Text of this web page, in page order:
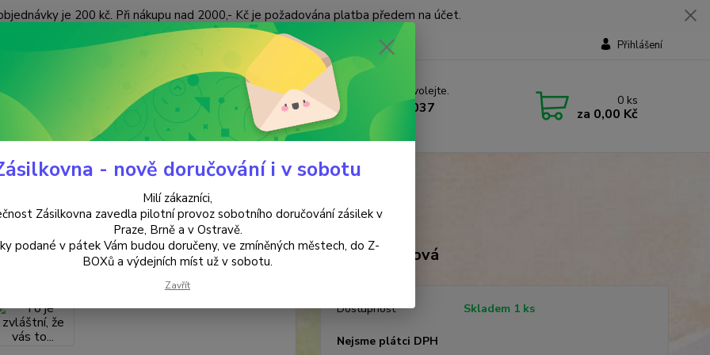
je 200 kč. Při nákupu nad 2000,- Kč je požadována platba předem na účet.
KONTAKTY Přihlášení
Hledat
Nevíte si rady? Zavolejte.
+420 737 737 037
(Po-Pá, 9-18 hod.)
0 ks
za 0,00 Kč
To je zvláštní, že vás to...
zvláštní, že vás to...
Marg Meikleová
Dostupnost Skladem 1 ks
Nejsme plátci DPH
- nově doručování i v sobotu
Milí zákazníci,
Zásilkovna zavedla pilotní provoz sobotního doručování zásilek v
Praze, Brně a v Ostravě.
podané v pátek Vám budou doručeny, ve zmíněných městech, do Z-
BOXů a výdejních míst už v sobotu.
Zavřít